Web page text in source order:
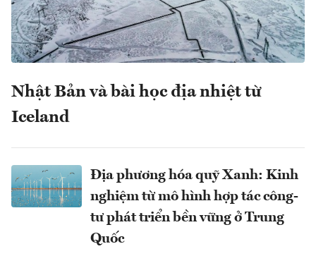
Nhật Bản và bài học địa nhiệt từ
Iceland
Địa phương hóa quỹ Xanh: Kinh
nghiệm từ mô hình hợp tác công-
tư phát triển bền vững ở Trung
Quốc